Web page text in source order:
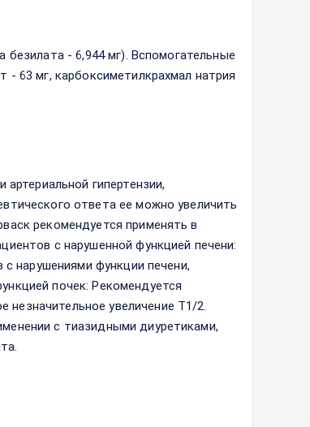
- 6,944 мг). Вспомогательные
63 мг, карбоксиметилкрахмал натрия
гипертензии,
ответа ее можно увеличить
рекомендуется применять в
с нарушенной функцией печени:
нарушениями функции печени,
почек: Рекомендуется
увеличение Т1/2.
с тиазидными диуретиками,